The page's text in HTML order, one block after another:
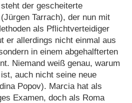
der gescheiterte
Tarrach), der nun mit
als Pflichtverteidiger
er allerdings nicht einmal aus
in einem abgehalfterten
Niemand weiß genau, warum
auch nicht seine neue
Popov). Marcia hat als
Examen, doch als Roma